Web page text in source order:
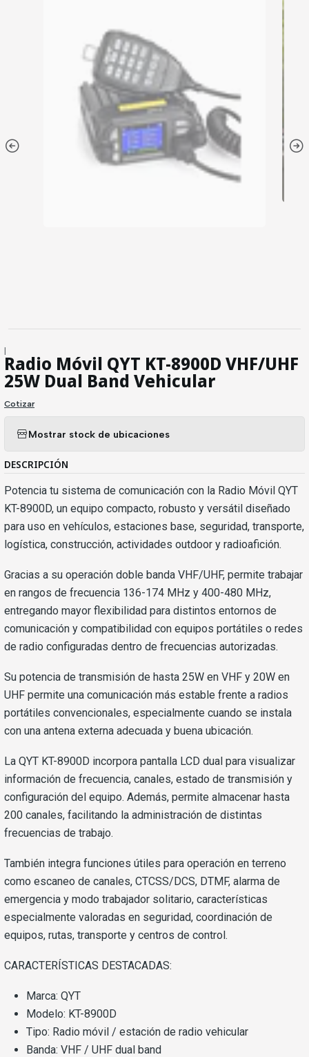
|
Radio Móvil QYT KT-8900D VHF/UHF
25W Dual Band Vehicular
Cotizar
Mostrar stock de ubicaciones
DESCRIPCIÓN
Potencia tu sistema de comunicación con la Radio Móvil QYT
KT-8900D, un equipo compacto, robusto y versátil diseñado
para uso en vehículos, estaciones base, seguridad, transporte,
logística, construcción, actividades outdoor y radioafición.
Gracias a su operación doble banda VHF/UHF, permite trabajar
en rangos de frecuencia 136-174 MHz y 400-480 MHz,
entregando mayor flexibilidad para distintos entornos de
comunicación y compatibilidad con equipos portátiles o redes
de radio configuradas dentro de frecuencias autorizadas.
Su potencia de transmisión de hasta 25W en VHF y 20W en
UHF permite una comunicación más estable frente a radios
portátiles convencionales, especialmente cuando se instala
con una antena externa adecuada y buena ubicación.
La QYT KT-8900D incorpora pantalla LCD dual para visualizar
información de frecuencia, canales, estado de transmisión y
configuración del equipo. Además, permite almacenar hasta
200 canales, facilitando la administración de distintas
frecuencias de trabajo.
También integra funciones útiles para operación en terreno
como escaneo de canales, CTCSS/DCS, DTMF, alarma de
emergencia y modo trabajador solitario, características
especialmente valoradas en seguridad, coordinación de
equipos, rutas, transporte y centros de control.
CARACTERÍSTICAS DESTACADAS:
Marca: QYT
Modelo: KT-8900D
Tipo: Radio móvil / estación de radio vehicular
Banda: VHF / UHF dual band